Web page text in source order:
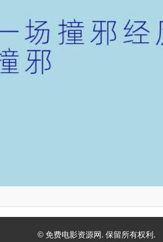
© 免费电影资源网. 保留所有权利.